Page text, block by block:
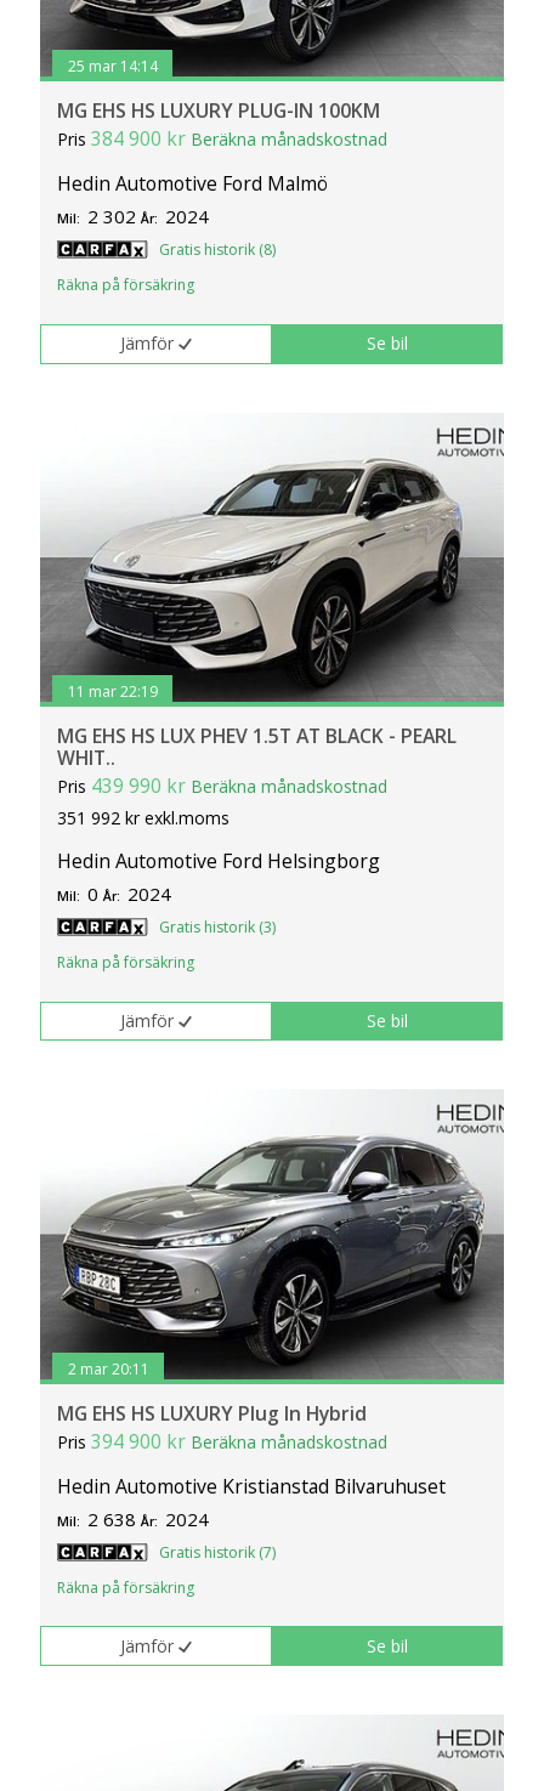
25 mar 14:14
MG EHS HS LUXURY PLUG-IN 100KM
Pris384 900 kr Beräkna månadskostnad
Hedin Automotive Ford Malmö
Mil: 2 302 År: 2024
Gratis historik (8)
Räkna på försäkring
Jämför Se bil
11 mar 22:19
MG EHS HS LUX PHEV 1.5T AT BLACK - PEARL
WHIT..
Pris 439 990 kr Beräkna månadskostnad
351 992 kr exkl.moms
Hedin Automotive Ford Helsingborg
Mil: 0 År: 2024
Gratis historik (3)
Räkna på försäkring
Jämför Se bil
2 mar 20:11
MG EHS HS LUXURY Plug In Hybrid
Pris394 900 kr Beräkna månadskostnad
Hedin Automotive Kristianstad Bilvaruhuset
Mil: 2 638 År: 2024
Gratis historik (7)
Räkna på försäkring
Jämför Se bil